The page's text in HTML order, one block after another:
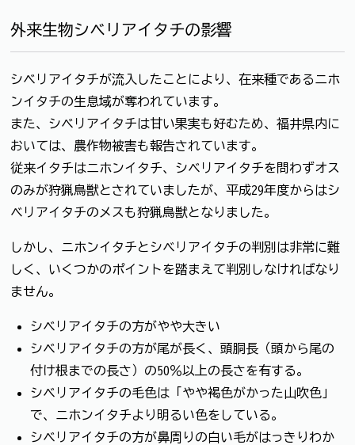
外来生物シベリアイタチの影響
シベリアイタチが流入したことにより、在来種であるニホ
ンイタチの生息域が奪われています。
また、シベリアイタチは甘い果実も好むため、福井県内に
おいては、農作物被害も報告されています。
従来イタチはニホンイタチ、シベリアイタチを問わずオス
のみが狩猟鳥獣とされていましたが、平成29年度からはシ
ベリアイタチのメスも狩猟鳥獣となりました。
しかし、ニホンイタチとシベリアイタチの判別は非常に難
しく、いくつかのポイントを踏まえて判別しなければなり
ません。
シベリアイタチの方がやや大きい
シベリアイタチの方が尾が長く、頭胴長（頭から尾の
付け根までの長さ）の50％以上の長さを有する。
シベリアイタチの毛色は「やや褐色がかった山吹色」
で、ニホンイタチより明るい色をしている。
シベリアイタチの方が鼻周りの白い毛がはっきりわか